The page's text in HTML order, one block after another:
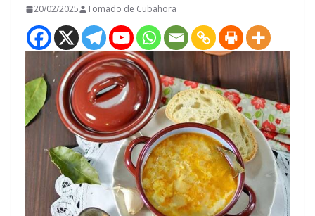
20/02/2025 Tomado de Cubahora